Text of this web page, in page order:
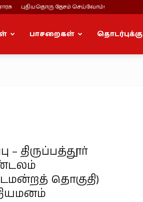
புதியதொரு தேசம் செய்வோம்!
பாசறைகள் தொடர்புக்கு
திருப்பத்தூர்
தொகுதி)